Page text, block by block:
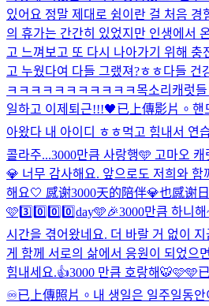
있어요 정말 제대로 쉼이란 걸 처음 경
의 휴가는 간간히 있었지만 인생에서
고 느껴보고 또 다시 나아가기 위해 충
고 누웠다여 다들 그랬져?ㅎㅎ다들 건
ㅋㅋㅋㅋㅋㅋㅋㅋㅋㅋㅋ목소리 캐럿
일하고 이제퇴근!!!🖤已上傳影片。 핸
아왔다 내 아이디 ㅎㅎ먹고 힘내서 연
콜라주...3000만큼 사랑행🩵 고마오 캐
💎 너무 감사해요. 앞으로도 저희와 함
해요🤍 感谢3000天的陪伴💎也感谢
🩷3️⃣0️⃣0️⃣0️⃣day🩵🎉3000만큼 하니해
시간을 겪어왔네요. 더 바랄 거 없이
게 함께 서로의 삶에서 응원이 되었으
힘내세요.👍3000 만큼 호랑해🐯🩷🩵
♾️已上傳照片。 내 생일은 일주일동안